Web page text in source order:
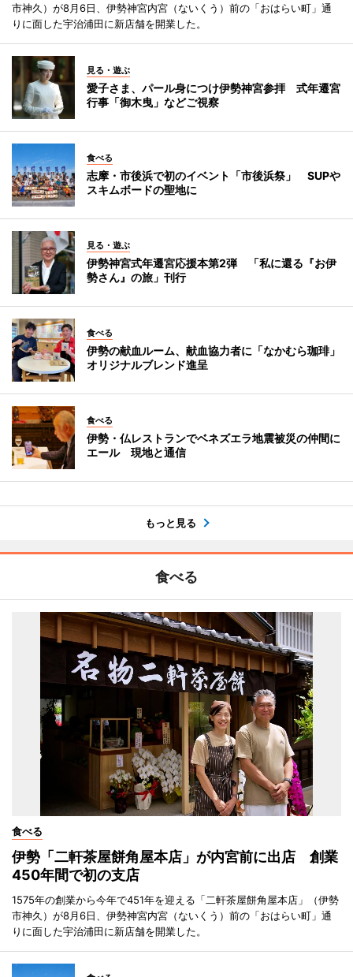
市神久）が8月6日、伊勢神宮内宮（ないくう）前の「おはらい町」通
りに面した宇治浦田に新店舗を開業した。
見る・遊ぶ
愛子さま、パール身につけ伊勢神宮参拝 式年遷宮
行事「御木曳」などご視察
食べる
志摩・市後浜で初のイベント「市後浜祭」 SUPや
スキムボードの聖地に
見る・遊ぶ
伊勢神宮式年遷宮応援本第2弾 「私に還る『お伊
勢さん』の旅」刊行
食べる
伊勢の献血ルーム、献血協力者に「なかむら珈琲」
オリジナルブレンド進呈
食べる
伊勢・仏レストランでベネズエラ地震被災の仲間に
エール 現地と通信
もっと見る
食べる
食べる
伊勢「二軒茶屋餅角屋本店」が内宮前に出店 創業
450年間で初の支店
1575年の創業から今年で451年を迎える「二軒茶屋餅角屋本店」（伊勢
市神久）が8月6日、伊勢神宮内宮（ないくう）前の「おはらい町」通
りに面した宇治浦田に新店舗を開業した。